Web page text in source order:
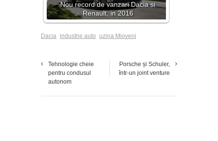
Nou record de vanzari Dacia si
Renault, in 2016
Dacia industrie auto uzina Mioveni
Tehnologie cheie
pentru condusul
autonom
Porsche și Schuler,
într-un joint venture